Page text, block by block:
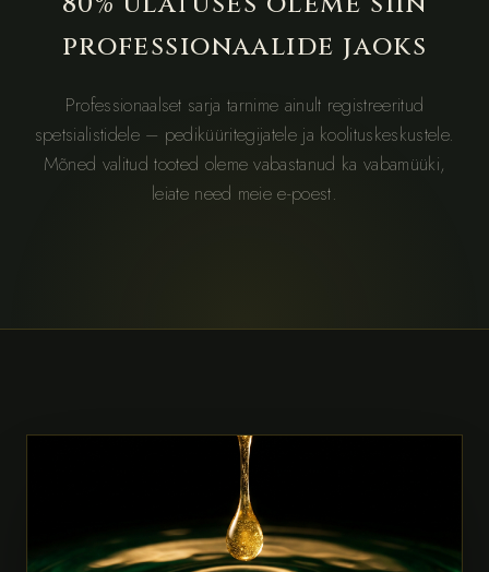
professionaalide jaoks
Professionaalset sarja tarnime ainult registreeritud
spetsialistidele – pediküüritegijatele ja koolituskeskustele.
Mõned valitud tooted oleme vabastanud ka vabamüüki,
leiate need meie e-poest.